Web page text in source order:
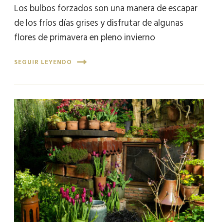
Los bulbos forzados son una manera de escapar
de los fríos días grises y disfrutar de algunas
flores de primavera en pleno invierno
SEGUIR LEYENDO